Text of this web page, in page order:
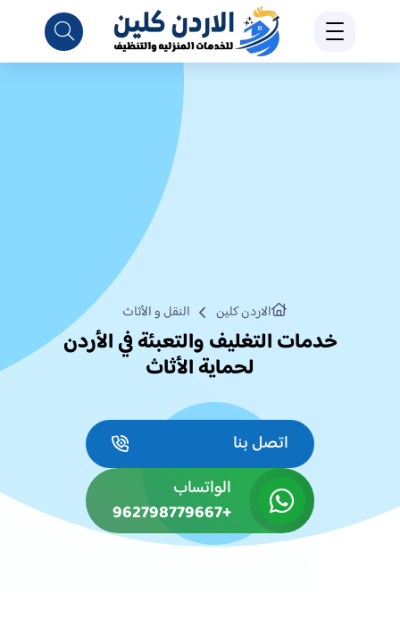
الاردن كلين النقل و الأثاث
خدمات التغليف والتعبئة في الأردن
لحماية الأثاث
اتصل بنا
الواتساب
+962798779667